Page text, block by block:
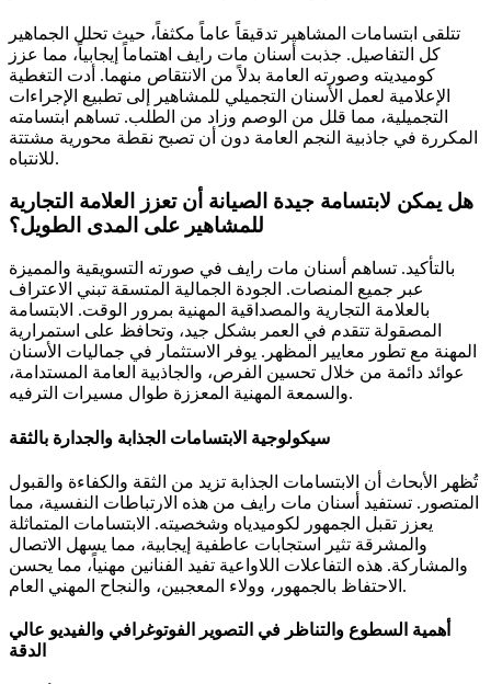
تتلقى ابتسامات المشاهير تدقيقاً عاماً مكثفاً، حيث تحلل الجماهير
كل التفاصيل. جذبت أسنان مات رايف اهتماماً إيجابياً، مما عزز
كوميديته وصورته العامة بدلاً من الانتقاص منهما. أدت التغطية
الإعلامية لعمل الأسنان التجميلي للمشاهير إلى تطبيع الإجراءات
التجميلية، مما قلل من الوصم وزاد من الطلب. تساهم ابتسامته
المكررة في جاذبية النجم العامة دون أن تصبح نقطة محورية مشتتة
للانتباه.
هل يمكن لابتسامة جيدة الصيانة أن تعزز العلامة التجارية
للمشاهير على المدى الطويل؟
بالتأكيد. تساهم أسنان مات رايف في صورته التسويقية والمميزة
عبر جميع المنصات. الجودة الجمالية المتسقة تبني الاعتراف
بالعلامة التجارية والمصداقية المهنية بمرور الوقت. الابتسامة
المصقولة تتقدم في العمر بشكل جيد، وتحافظ على استمرارية
المهنة مع تطور معايير المظهر. يوفر الاستثمار في جماليات الأسنان
عوائد دائمة من خلال تحسين الفرص، والجاذبية العامة المستدامة،
والسمعة المهنية المعززة طوال مسيرات الترفيه.
سيكولوجية الابتسامات الجذابة والجدارة بالثقة
تُظهر الأبحاث أن الابتسامات الجذابة تزيد من الثقة والكفاءة والقبول
المتصور. تستفيد أسنان مات رايف من هذه الارتباطات النفسية، مما
يعزز تقبل الجمهور لكوميدياه وشخصيته. الابتسامات المتماثلة
والمشرقة تثير استجابات عاطفية إيجابية، مما يسهل الاتصال
والمشاركة. هذه التفاعلات اللاواعية تفيد الفنانين مهنياً، مما يحسن
الاحتفاظ بالجمهور، وولاء المعجبين، والنجاح المهني العام.
أهمية السطوع والتناظر في التصوير الفوتوغرافي والفيديو عالي
الدقة